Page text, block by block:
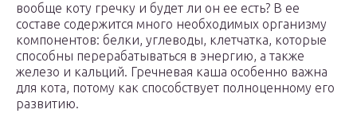
вообще коту гречку и будет ли он ее есть? В ее
составе содержится много необходимых организму
компонентов: белки, углеводы, клетчатка, которые
способны перерабатываться в энергию, а также
железо и кальций. Гречневая каша особенно важна
для кота, потому как способствует полноценному его
развитию.